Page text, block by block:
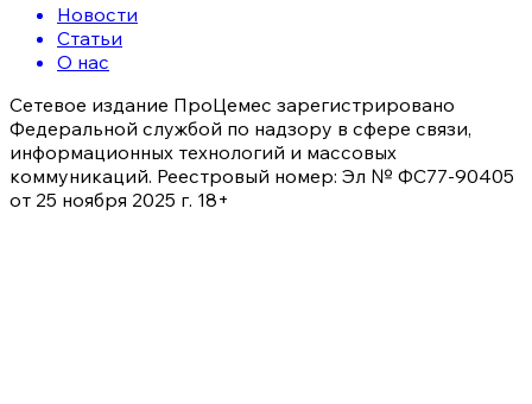
Новости
Статьи
О нас
Сетевое издание ПроЦемес зарегистрировано
Федеральной службой по надзору в сфере связи,
информационных технологий и массовых
коммуникаций. Реестровый номер: Эл № ФС77-90405
от 25 ноября 2025 г. 18+